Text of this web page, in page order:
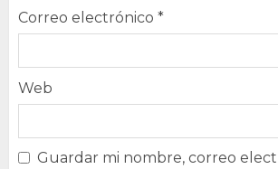
Correo electrónico *
Web
Guardar mi nombre, correo